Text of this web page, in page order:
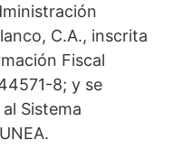
C.A., inscrita
Fiscal
8; y se
Sistema